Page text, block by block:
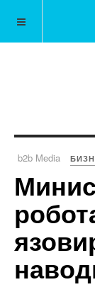
b2b Media